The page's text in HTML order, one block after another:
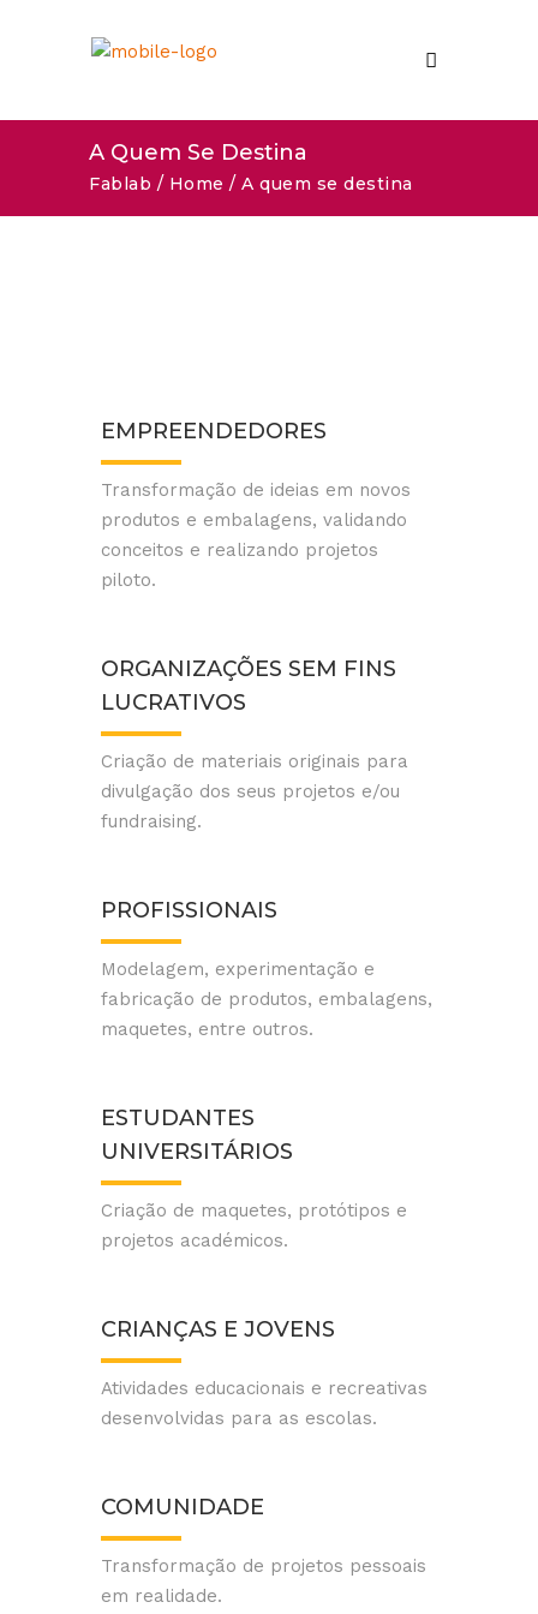
A Quem Se Destina
Fablab / Home / A quem se destina
EMPREENDEDORES
Transformação de ideias em novos
produtos e embalagens, validando
conceitos e realizando projetos
piloto.
ORGANIZAÇÕES SEM FINS
LUCRATIVOS
Criação de materiais originais para
divulgação dos seus projetos e/ou
fundraising.
PROFISSIONAIS
Modelagem, experimentação e
fabricação de produtos, embalagens,
maquetes, entre outros.
ESTUDANTES
UNIVERSITÁRIOS
Criação de maquetes, protótipos e
projetos académicos.
CRIANÇAS E JOVENS
Atividades educacionais e recreativas
desenvolvidas para as escolas.
COMUNIDADE
Transformação de projetos pessoais
em realidade.